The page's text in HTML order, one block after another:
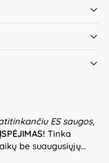
ES saugos,
ĮSPĖJIMAS! Tinka
be suaugusiųjų
ir detalių būklę.